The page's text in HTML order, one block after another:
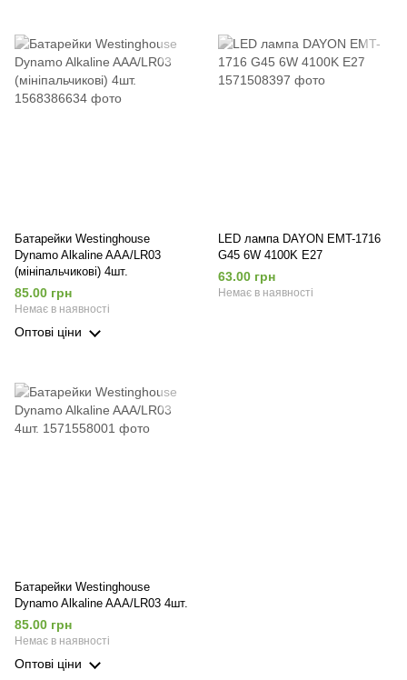
Батарейки Westinghouse
Dynamo Alkaline AAA/LR03
(мініпальчикові) 4шт.
85.00 грн
Немає в наявності
Оптові ціни
LED лампа DAYON EMT-1716
G45 6W 4100K E27
63.00 грн
Немає в наявності
Батарейки Westinghouse
Dynamo Alkaline AAA/LR03 4шт.
85.00 грн
Немає в наявності
Оптові ціни